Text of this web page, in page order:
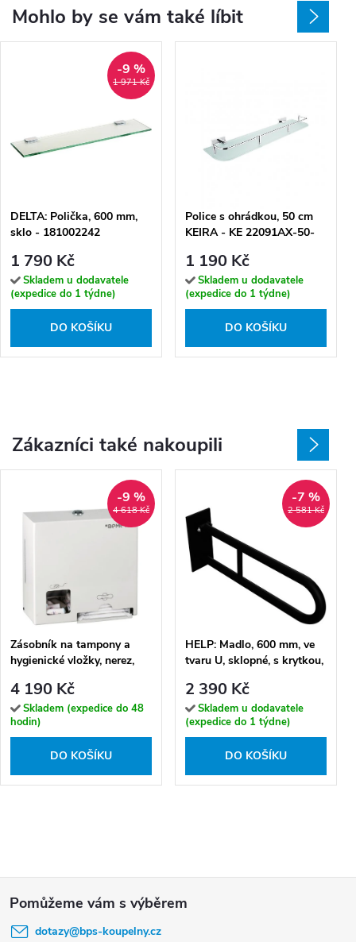
Mohlo by se vám také líbit
1 971 Kč
-9 %
DELTA: Polička, 600 mm,
sklo - 181002242
1 790 Kč
Skladem u dodavatele
(expedice do 1 týdne)
DO KOŠÍKU
Police s ohrádkou, 50 cm
KEIRA - KE 22091AX-50-
1 190 Kč
Skladem u dodavatele
(expedice do 1 týdne)
DO KOŠÍKU
Zákazníci také nakoupili
4 618 Kč
-9 %
Zásobník na tampony a
hygienické vložky, nerez,
4 190 Kč
Skladem (expedice do 48
hodin)
DO KOŠÍKU
2 581 Kč
-7 %
HELP: Madlo, 600 mm, ve
tvaru U, sklopné, s krytkou,
2 390 Kč
Skladem u dodavatele
(expedice do 1 týdne)
DO KOŠÍKU
dotazy@bps-koupelny.cz